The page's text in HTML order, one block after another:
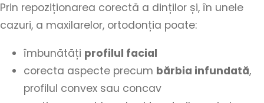
Prin repoziționarea corectă a dinților și, în unele
cazuri, a maxilarelor, ortodonția poate:
îmbunătăți profilul facial
corecta aspecte precum bărbia infundată,
profilul convex sau concav